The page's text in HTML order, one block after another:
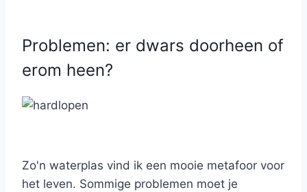
Problemen: er dwars doorheen of
erom heen?
Zo'n waterplas vind ik een mooie metafoor voor
het leven. Sommige problemen moet je